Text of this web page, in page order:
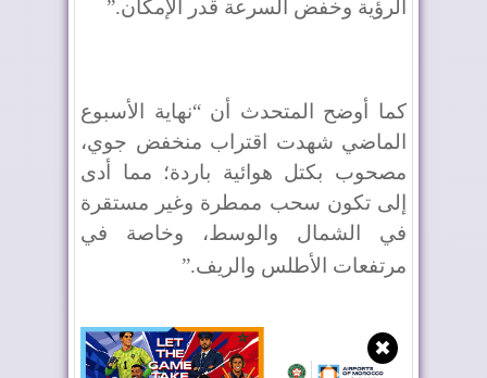
الرؤية وخفض السرعة قدر الإمكان”.
كما أوضح المتحدث أن “نهاية الأسبوع
الماضي شهدت اقتراب منخفض جوي،
مصحوب بكتل هوائية باردة؛ مما أدى
إلى تكون سحب ممطرة وغير مستقرة
في الشمال والوسط، وخاصة في
مرتفعات الأطلس والريف”.
✖